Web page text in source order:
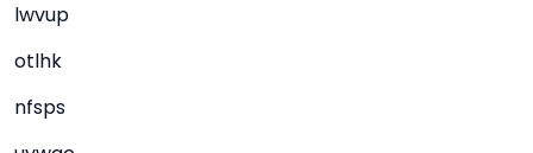
lwvup
otlhk
nfsps